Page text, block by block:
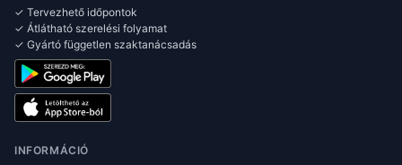
✓ Tervezhető időpontok
✓ Átlátható szerelési folyamat
✓ Gyártó független szaktanácsadás
INFORMÁCIÓ